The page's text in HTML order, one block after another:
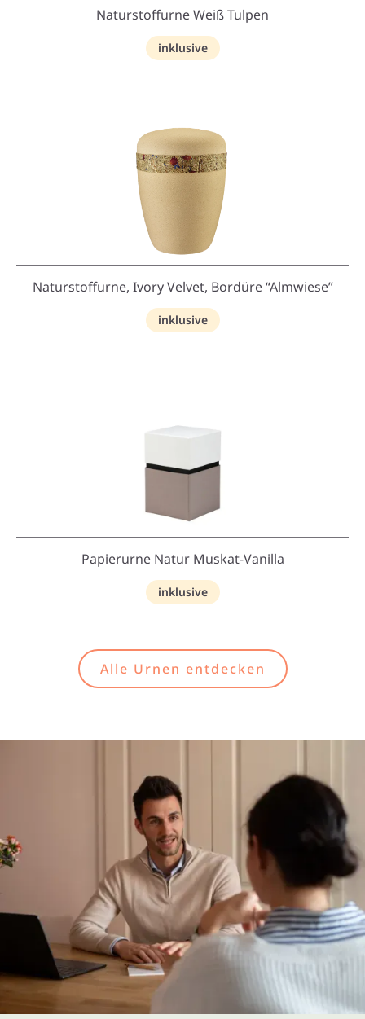
Naturstoffurne Weiß Tulpen
inklusive
Naturstoffurne, Ivory Velvet, Bordüre “Almwiese”
inklusive
Papierurne Natur Muskat-Vanilla
inklusive
Alle Urnen entdecken